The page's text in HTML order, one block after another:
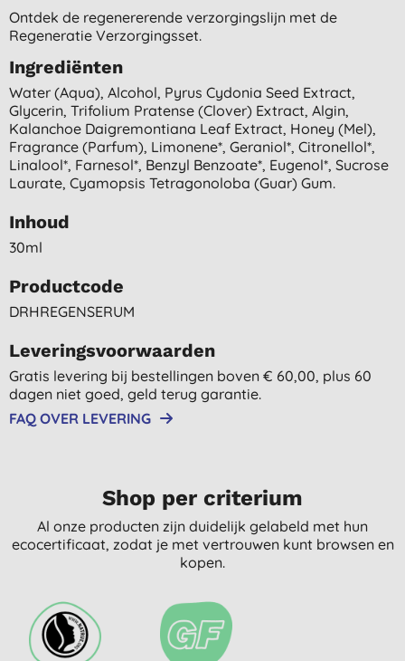
Ontdek de regenererende verzorgingslijn met de
Regeneratie Verzorgingsset.
Ingrediënten
Water (aqua), Alcohol, Pyrus Cydonia Seed Extract,
Glycerin, Trifolium Pratense (clover) Extract, Algin,
Kalanchoe Daigremontiana Leaf Extract, Honey (mel),
Fragrance (parfum), Limonene*, Geraniol*, Citronellol*,
Linalool*, Farnesol*, Benzyl Benzoate*, Eugenol*, Sucrose
Laurate, Cyamopsis Tetragonoloba (guar) Gum.
Inhoud
30ml
Productcode
DRHREGENSERUM
Leveringsvoorwaarden
Gratis levering bij bestellingen boven € 60,00, plus 60
dagen niet goed, geld terug garantie.
FAQ OVER LEVERING
Shop per criterium
Al onze producten zijn duidelijk gelabeld met hun
ecocertificaat, zodat je met vertrouwen kunt browsen en
kopen.